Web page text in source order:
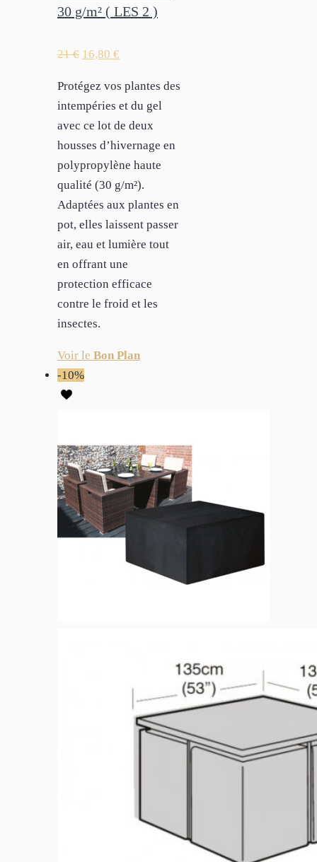
30 g/m² ( LES 2 )
21€ 16,80 €
Protégez vos plantes des
intempéries et du gel
avec ce lot de deux
housses d’hivernage en
polypropylène haute
qualité (30 g/m²).
Adaptées aux plantes en
pot, elles laissent passer
air, eau et lumière tout
en offrant une
protection efficace
contre le froid et les
insectes.
Voir le Bon Plan
-10%